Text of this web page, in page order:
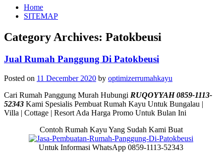
Home
SITEMAP
Category Archives: Patokbeusi
Jual Rumah Panggung Di Patokbeusi
Posted on 11 December 2020 by optimizerrumahkayu
Cari Rumah Panggung Murah Hubungi RUQOYYAH 0859-1113-
52343 Kami Spesialis Pembuat Rumah Kayu Untuk Bungalau |
Villa | Cottage | Resort Ada Harga Promo Untuk Bulan Ini
Contoh Rumah Kayu Yang Sudah Kami Buat
Untuk Informasi WhatsApp 0859-1113-52343